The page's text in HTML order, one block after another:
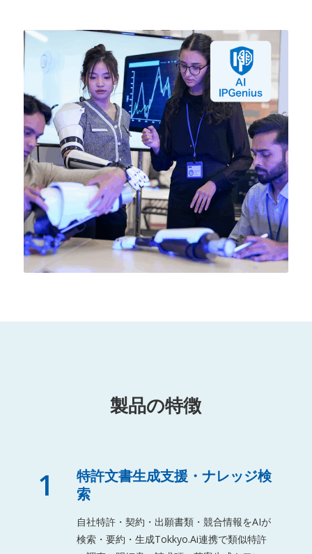
製品の特徴
1
特許文書生成支援・ナレッジ検
索
自社特許・契約・出願書類・競合情報をAIが
検索・要約・生成Tokkyo.Ai連携で類似特許